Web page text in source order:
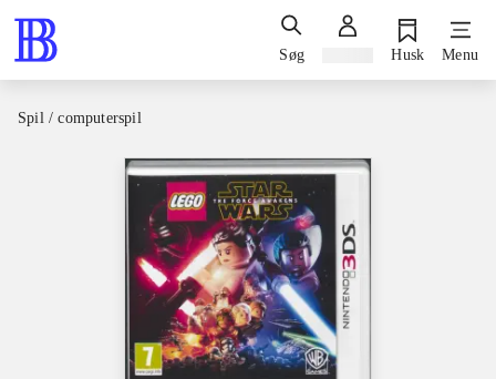
Søg Husk Menu
Spil / computerspil